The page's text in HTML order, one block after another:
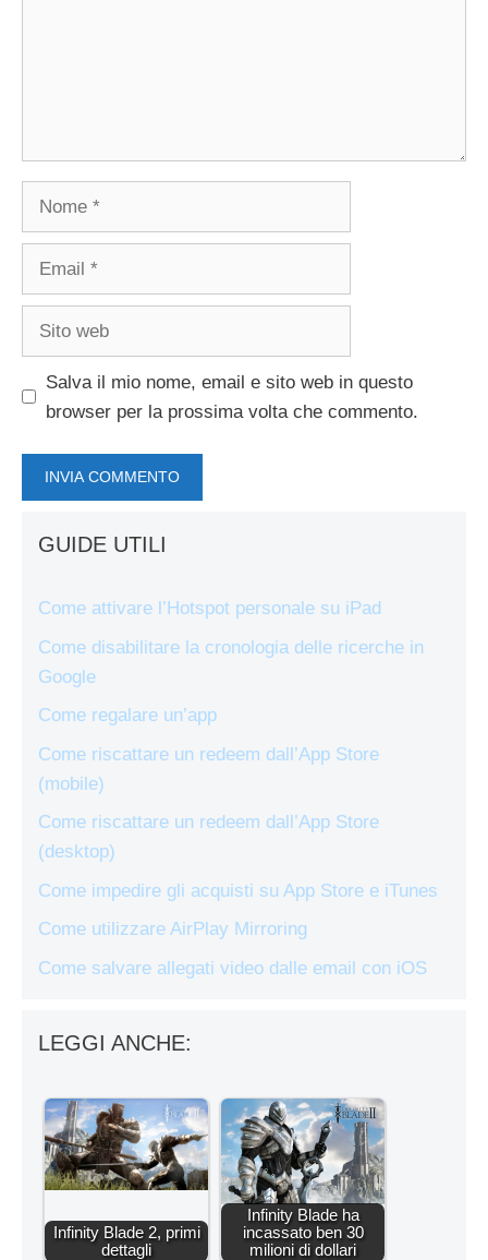
Salva il mio nome, email e sito web in questo
browser per la prossima volta che commento.
GUIDE UTILI
Come attivare l’Hotspot personale su iPad
Come disabilitare la cronologia delle ricerche in
Google
Come regalare un’app
Come riscattare un redeem dall’App Store
(mobile)
Come riscattare un redeem dall’App Store
(desktop)
Come impedire gli acquisti su App Store e iTunes
Come utilizzare AirPlay Mirroring
Come salvare allegati video dalle email con iOS
LEGGI ANCHE:
Infinity Blade 2, primi
dettagli
Infinity Blade ha
incassato ben 30
milioni di dollari